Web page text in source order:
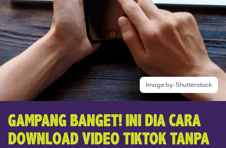
Image by:Shutterstock
GAMPANG BANGET! INI DIA CARA
DOWNLOAD VIDEO TIKTOK TANPA